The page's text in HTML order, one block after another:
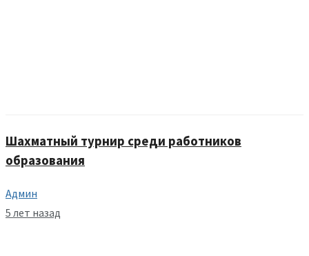
Шахматный турнир среди работников
образования
Админ
5 лет назад